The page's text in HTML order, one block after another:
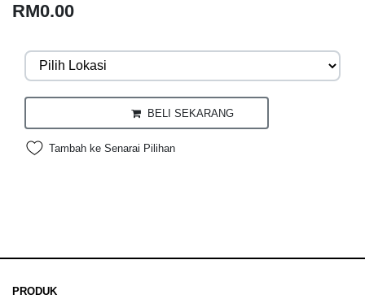
RM0.00
BELI SEKARANG
Tambah ke Senarai Pilihan
PRODUK